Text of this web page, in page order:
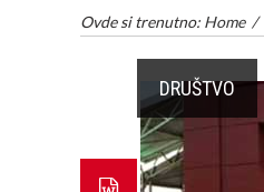
Ovde si trenutno: Home /
DRUŠTVO